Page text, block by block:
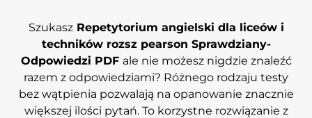
SzukaszRepetytorium angielski dla liceów i
techników rozsz pearson Sprawdziany-
Odpowiedzi PDF ale nie możesz nigdzie znaleźć
razem z odpowiedziami? Różnego rodzaju testy
bez wątpienia pozwalają na opanowanie znacznie
większej ilości pytań. To korzystne rozwiązanie z